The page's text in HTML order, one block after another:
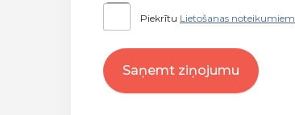
Piekrītu Lietošanas noteikumiem
Saņemt ziņojumu